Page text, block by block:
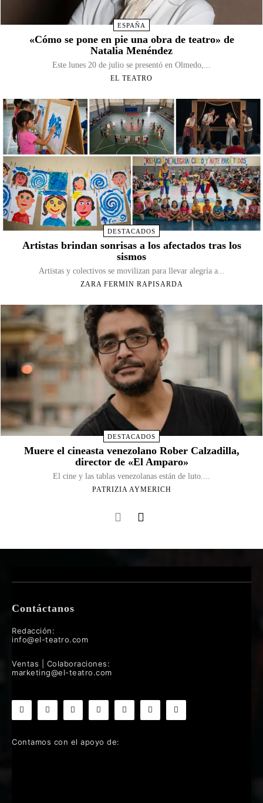
ESPAÑA
«Cómo se pone en pie una obra de teatro» de
Natalia Menéndez
Este lunes 20 de julio se presentó en Olmedo,...
EL TEATRO
DESTACADOS
Artistas brindan sonrisas a los afectados tras los
sismos
Artistas y colectivos se movilizan para llevar alegría a...
ZARA FERMIN RAPISARDA
DESTACADOS
Muere el cineasta venezolano Rober Calzadilla,
director de «El Amparo»
El cine y las tablas venezolanas están de luto....
PATRIZIA AYMERICH
Contáctanos
Redacción:
info@el-teatro.com
Ventas | Colaboraciones:
marketing@el-teatro.com
Contamos con el apoyo de: